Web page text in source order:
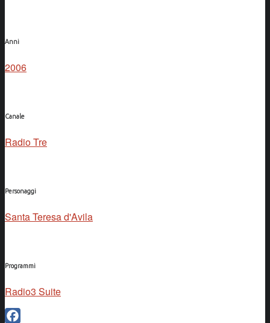
Anni
2006
Canale
Radio Tre
Personaggi
Santa Teresa d'Avila
Programmi
Radio3 Suite